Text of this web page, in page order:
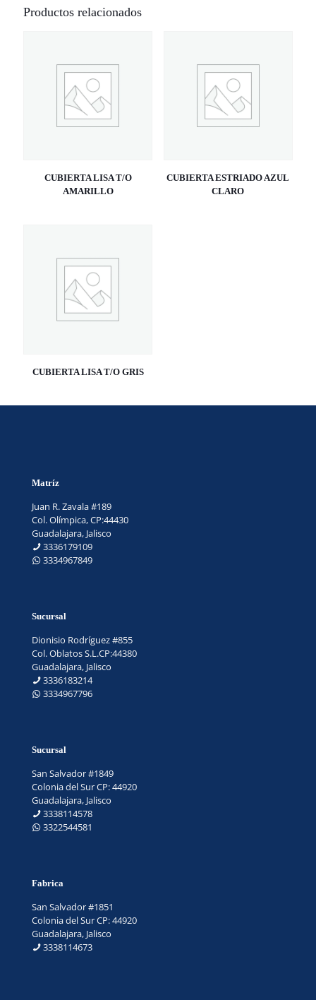
Productos relacionados
CUBIERTA LISA T/O
AMARILLO
CUBIERTA ESTRIADO AZUL
CLARO
CUBIERTA LISA T/O GRIS
Matríz
Juan R. Zavala #189
Col. Olímpica, CP:44430
Guadalajara, Jalisco
3336179109
3334967849
Sucursal
Dionisio Rodríguez #855
Col. Oblatos S.L.CP:44380
Guadalajara, Jalisco
3336183214
3334967796
Sucursal
San Salvador #1849
Colonia del Sur CP: 44920
Guadalajara, Jalisco
3338114578
3322544581
Fabrica
San Salvador #1851
Colonia del Sur CP: 44920
Guadalajara, Jalisco
3338114673